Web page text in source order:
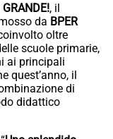
GRANDE!, il
da BPER
oltre
scuole primarie,
ai principali
quest’anno, il
di
didattico